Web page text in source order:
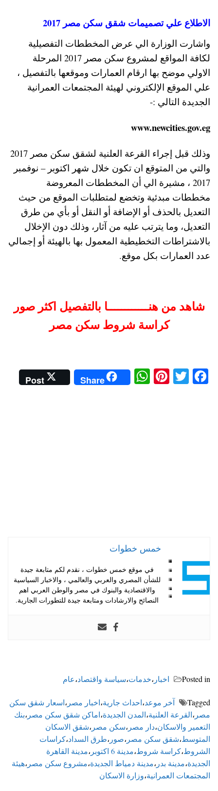
الاطلاع علي تصميمات شقق سكن مصر 2017
واشارت الوزارة الي عرض المخططات التفصيلية
لكافة المواقع لمشروع سكن مصر 2017 المرحلة
الاولي موضح بها ارقام العمارات وموقعها بالتفصيل ،
علي الموقع الإلكتروني لهيئة المجتمعات العمرانية
الجديدة التالي :-
www.newcities.gov.eg
وذلك قبل إجراء القرعة العلنية لشقق سكن مصر 2017
والتي من المتوقع ان تكون خلال شهر اكتوبر – نوفمبر
2017 ، مشيرة الي أن المخططات المعروضة
مخططات مبدئية وتخضع لمتطلبات الموقع من حيث
التعديل بالحذف أو الإضافة أو النقل أو بأي من طرق
التعديل، وما يترتب عليه من آثار، وذلك دون الإخلال
بالاشتراطات التخطيطية المعمول بها بالهيئة أو إجمالي
عدد العمارات بكل موقع.
شاهد من هنــــــــــــا بالتفصيل اكثر صور
كراسة شروط سكن مصر
Fa
ce
T
wi
Pi
nt
W
ha
Share
Post
خمس خطوات
في موقع خمس خطوات ، نقدم لكم متابعة جيدة
للشأن المصري والعربي والعالمي ، والاخبار السياسية
والاقتصادية والبنوك في مصر والوطن العربي اهم
النصائح والارشادات ومتابعة جيدة للتطورات الجارية.
Posted in اخبار ،خدمات،سياسة واقتصاد،عام
Tagged آخر موعد،احداث جارية،اخبار مصر ،اسعار شقق سكن
مصر ،القرعة العلنية،المدن الجديدة،اماكن شقق سكن مصر ،بنك
التعمير والاسكان،دار مصر ،سكن مصر ،شقق الاسكان
المتوسط،شقق سكن مصر ،صور ،طرق السداد،كراسات
الشروط،كراسة شروط،مدينة 6 اكتوبر ،مدينة القاهرة
الجديدة،مدينة بدر ،مدينة دمياط الجديدة،مشروع سكن مصر ،هيئة
المجتمعات العمرانية،وزارة الاسكان